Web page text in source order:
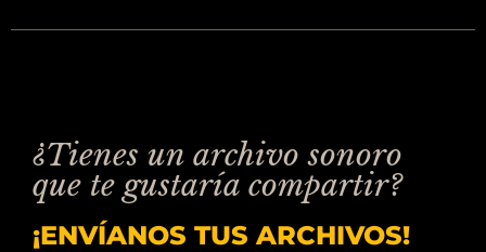
¿Tienes un archivo sonoro
que te gustaría compartir?
¡ENVÍANOS TUS ARCHIVOS!